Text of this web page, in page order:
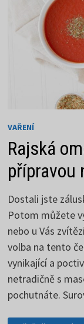
VAŘENÍ
Rajská
přípravou
Dostali jste
Potom můžete
nebo u Vás
volba na tento
vynikající a
netradičně s
pochutnáte.